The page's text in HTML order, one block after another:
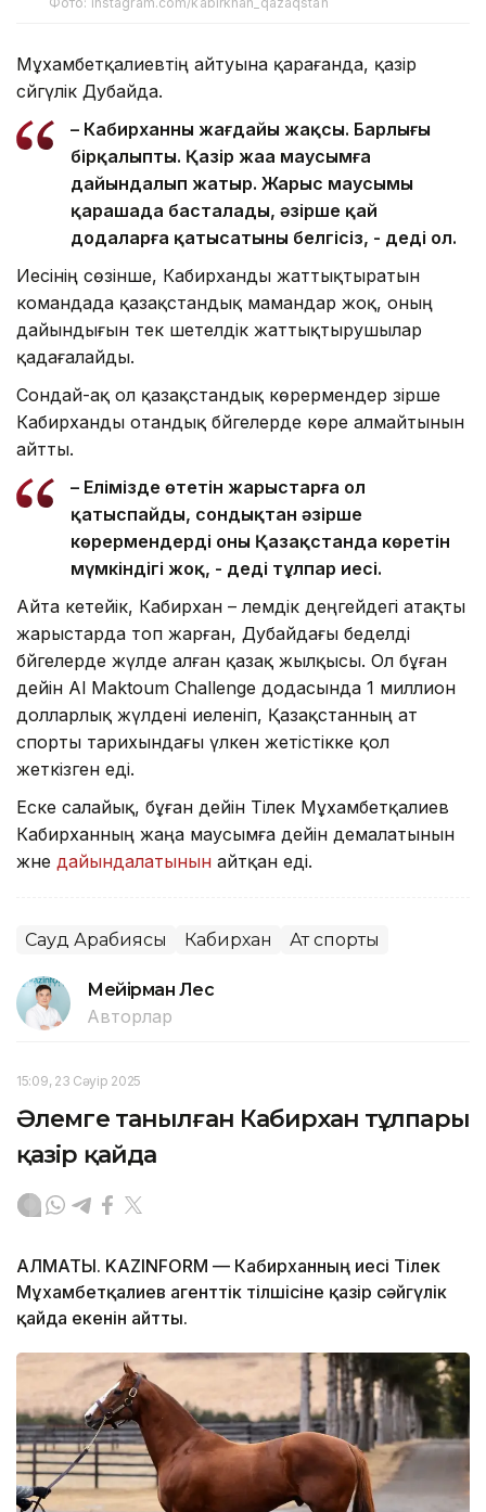
Мұхамбетқалиевтің айтуына қарағанда, қазір
сәйгүлік Дубайда.
– Кабирханның жағдайы жақсы. Барлығы
бірқалыпты. Қазір жаңа маусымға
дайындалып жатыр. Жарыс маусымы
қарашада басталады, әзірше қай
додаларға қатысатыны белгісіз, - деді ол.
Иесінің сөзінше, Кабирханды жаттықтыратын
командада қазақстандық мамандар жоқ, оның
дайындығын тек шетелдік жаттықтырушылар
қадағалайды.
Сондай-ақ ол қазақстандық көрермендер әзірше
Кабирханды отандық бәйгелерде көре алмайтынын
айтты.
– Елімізде өтетін жарыстарға ол
қатыспайды, сондықтан әзірше
көрермендердің оны Қазақстанда көретін
мүмкіндігі жоқ, - деді тұлпар иесі.
Айта кетейік, Кабирхан – әлемдік деңгейдегі атақты
жарыстарда топ жарған, Дубайдағы беделді
бәйгелерде жүлде алған қазақ жылқысы. Ол бұған
дейін Al Maktoum Challenge додасында 1 миллион
долларлық жүлдені иеленіп, Қазақстанның ат
спорты тарихындағы үлкен жетістікке қол
жеткізген еді.
Еске салайық, бұған дейін Тілек Мұхамбетқалиев
Кабирханның жаңа маусымға дейін демалатынын
және дайындалатынын айтқан еді.
Сауд Арабиясы Кабирхан Ат спорты
Мейірман Лес
Авторлар
15:09, 23 Сәуір 2025
Әлемге танылған Кабирхан тұлпары
қазір қайда
АЛМАТЫ. KAZINFORM — Кабирханның иесі Тілек
Мұхамбетқалиев агенттік тілшісіне қазір сәйгүлік
қайда екенін айтты.